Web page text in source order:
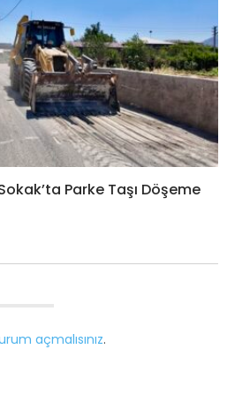
Parke Taşı Döşeme
açmalısınız.